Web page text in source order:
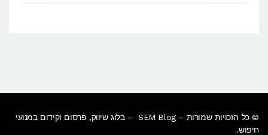
© כל הזכויות שמורות – SEM Blog – בלוג שיווק, פרסום וקידום במנועי
חיפוש.